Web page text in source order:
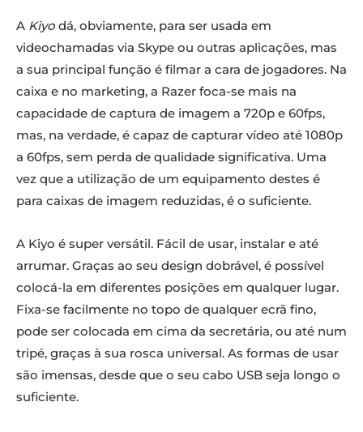
A Kiyo dá, obviamente, para ser usada em
videochamadas via Skype ou outras aplicações, mas
a sua principal função é filmar a cara de jogadores. Na
caixa e no marketing, a Razer foca-se mais na
capacidade de captura de imagem a 720p e 60fps,
mas, na verdade, é capaz de capturar vídeo até 1080p
a 60fps, sem perda de qualidade significativa. Uma
vez que a utilização de um equipamento destes é
para caixas de imagem reduzidas, é o suficiente.
A Kiyo é super versátil. Fácil de usar, instalar e até
arrumar. Graças ao seu design dobrável, é possível
colocá-la em diferentes posições em qualquer lugar.
Fixa-se facilmente no topo de qualquer ecrã fino,
pode ser colocada em cima da secretária, ou até num
tripé, graças à sua rosca universal. As formas de usar
são imensas, desde que o seu cabo USB seja longo o
suficiente.